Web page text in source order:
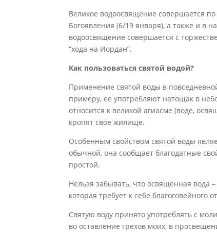
Великое водоосвящение совершается
Богоявления (6/19 января), а также и в
водоосвящение совершается с
“хода на Иордан”.
Как пользоваться святой водой?
Применение святой воды в
примеру, ее употребляют натощак в
относится к великой агиасме (воде,
кропят свое жилище.
Особенным свойством святой воды
обычной, она сообщает благодатные
простой.
Нельзя забывать, что освященная вода
которая требует к себе благоговейного
Святую воду принято употреблять с
во оставление грехов моих, в